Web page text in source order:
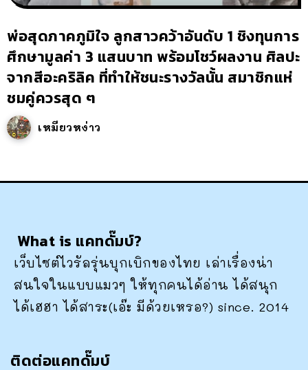
พ่อสุดภาคภูมิใจ ลูกสาวคว้าอันดับ 1 ชิงทุนการ
ศึกษามูลค่า 3 แสนบาท พร้อมโชว์ผลงาน ศิลปะ
จากสีอะคริลิค ที่ทำให้ชนะรางวัลนั้น สมาชิกแห่
ชมคู่ควรสุด ๆ
เหมียวหง่าว
What is แคทดั๊มบ์?
เว็บไซต์ไวรัลรุ่นบุกเบิกของไทย เล่าเรื่องน่า
สนใจในแบบแมวๆ ให้ทุกคนได้อ่าน ได้สนุก
ได้เฮฮา ได้สาระ(เอ๊ะ มีด้วยเหรอ?) since. 2014
ติดต่อแคทดั๊มบ์